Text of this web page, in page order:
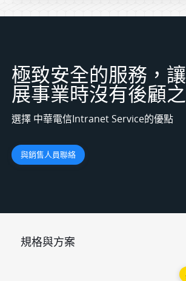
極致安全的服務，
展事業時沒有後顧
選擇 中華電信Intranet Service的優點
與銷售人員聯絡
規格與方案